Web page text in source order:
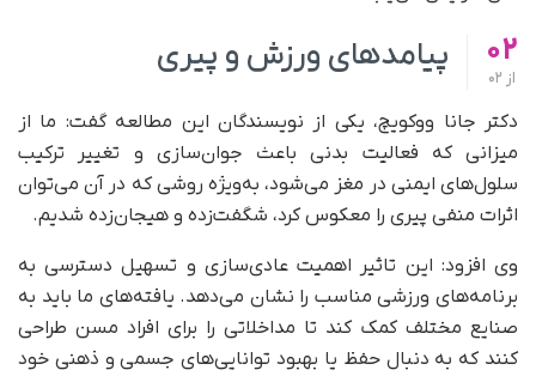
02
از
پیامدهای ورزش و پیری
دکتر جانا ووکویچ، یکی از نویسندگان این مطالعه گفت: ما از
میزانی که فعالیت بدنی باعث جوان‌سازی و تغییر ترکیب
سلول‌های ایمنی در مغز می‌شود، به‌ویژه روشی که در آن می‌توان
اثرات منفی پیری را معکوس کرد، شگفت‌زده و هیجان‌زده شدیم.
وی افزود: این تاثیر اهمیت عادی‌سازی و تسهیل دسترسی به
برنامه‌های ورزشی مناسب را نشان می‌دهد. یافته‌های ما باید به
صنایع مختلف کمک کند تا مداخلاتی را برای افراد مسن طراحی
کنند که به دنبال حفظ یا بهبود توانایی‌های جسمی و ذهنی خود